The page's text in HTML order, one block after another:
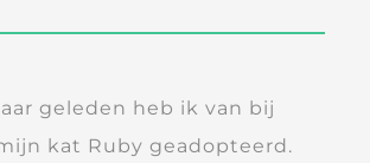
geleden heb ik van bij
kat Ruby geadopteerd.